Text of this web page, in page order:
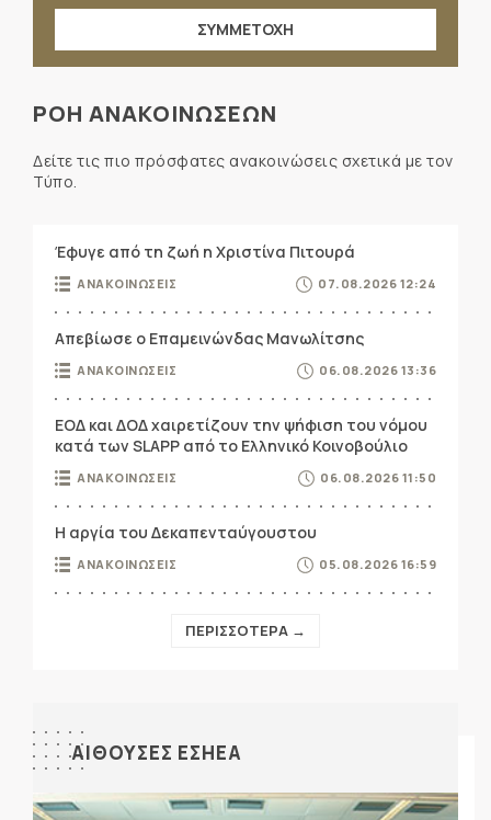
ΣΥΜΜΕΤΟΧΗ
ΡΟΗ ΑΝΑΚΟΙΝΩΣΕΩΝ
Δείτε τις πιο πρόσφατες ανακοινώσεις σχετικά με τον
Τύπο.
Έφυγε από τη ζωή η Χριστίνα Πιτουρά
ΑΝΑΚΟΙΝΩΣΕΙΣ 07.08.2026 12:24
Απεβίωσε ο Επαμεινώνδας Μανωλίτσης
ΑΝΑΚΟΙΝΩΣΕΙΣ 06.08.2026 13:36
ΕΟΔ και ΔΟΔ χαιρετίζουν την ψήφιση του νόμου
κατά των SLAPP από το Ελληνικό Κοινοβούλιο
ΑΝΑΚΟΙΝΩΣΕΙΣ 06.08.2026 11:50
Η αργία του Δεκαπενταύγουστου
ΑΝΑΚΟΙΝΩΣΕΙΣ 05.08.2026 16:59
ΠΕΡΙΣΣΟΤΕΡΑ →
ΑΙΘΟΥΣΕΣ ΕΣΗΕΑ